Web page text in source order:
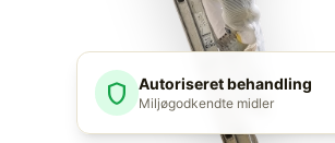
shield Autoriseret behandling
Miljøgodkendte midler